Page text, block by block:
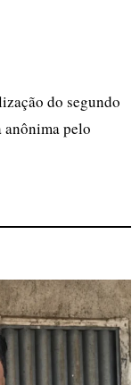
do segundo
anônima pelo